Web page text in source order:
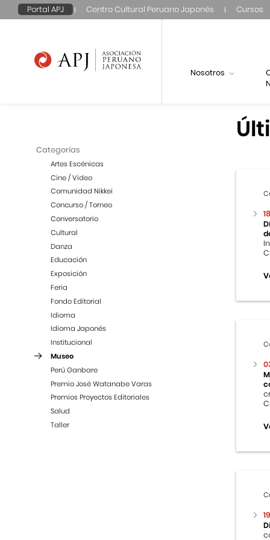
Portal APJ Centro Cultural Peruano Japonés Cursos
Nosotros
Categorías
Artes Escénicas
Cine / Video
Comunidad Nikkei
Concurso / Torneo
Conversatorio
Cultural
Danza
Educación
Exposición
Feria
Fondo Editorial
Idioma
Idioma Japonés
Institucional
Museo
Perú Ganbare
Premio José Watanabe Varas
Premios Proyectos Editoriales
Salud
Taller